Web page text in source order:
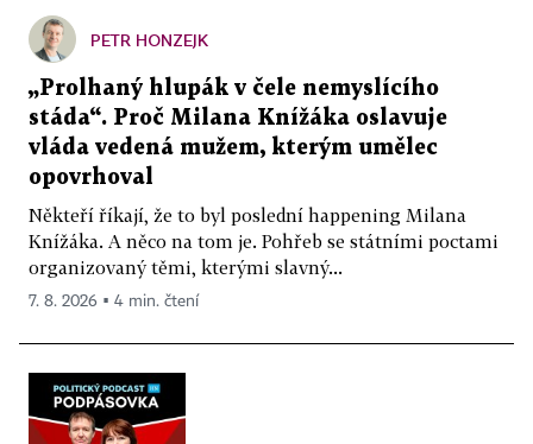
PETR HONZEJK
„Prolhaný hlupák v čele nemyslícího
stáda“. Proč Milana Knížáka oslavuje
vláda vedená mužem, kterým umělec
opovrhoval
Někteří říkají, že to byl poslední happening Milana
Knížáka. A něco na tom je. Pohřeb se státními poctami
organizovaný těmi, kterými slavný...
7. 8. 2026 ▪ 4 min. čtení